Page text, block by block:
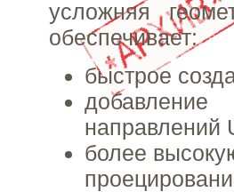
усложняя
обеспечивает:
быстрое
направлений
более